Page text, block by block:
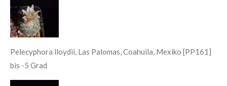
Pelecyphora lloydii, Las Palomas, Coahuila, Mexiko [PP161]
bis -5 Grad